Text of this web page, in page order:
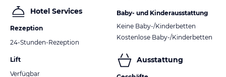
Hotel Services
Rezeption
24-Stunden-Rezeption
Lift
Verfügbar
Baby- und Kinderausstattung
Keine Baby-/Kinderbetten
Kostenlose Baby-/Kinderbetten
Ausstattung